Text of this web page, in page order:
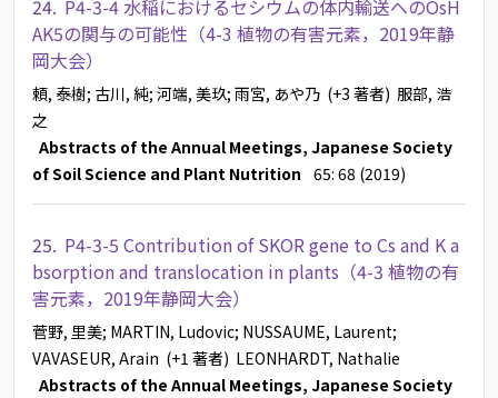
24. P4-3-4 水稲におけるセシウムの体内輸送へのOsH
AK5の関与の可能性（4-3 植物の有害元素，2019年静
岡大会）
頼, 泰樹; 古川, 純; 河端, 美玖; 雨宮, あや乃 (+3 著者) 服部, 浩
之
Abstracts of the Annual Meetings, Japanese Society
of Soil Science and Plant Nutrition 65: 68 (2019)
25. P4-3-5 Contribution of SKOR gene to Cs and K a
bsorption and translocation in plants（4-3 植物の有
害元素，2019年静岡大会）
菅野, 里美; MARTIN, Ludovic; NUSSAUME, Laurent;
VAVASEUR, Arain (+1 著者) LEONHARDT, Nathalie
Abstracts of the Annual Meetings, Japanese Society